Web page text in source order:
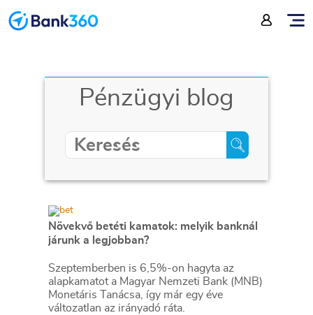
Növekvő betéti kamatok: melyik banknál
járunk a legjobban?
Szeptemberben is 6,5%-on hagyta az
alapkamatot a Magyar Nemzeti Bank (MNB)
Monetáris Tanácsa, így már egy éve
változatlan az irányadó ráta.
Pénzügyi blog